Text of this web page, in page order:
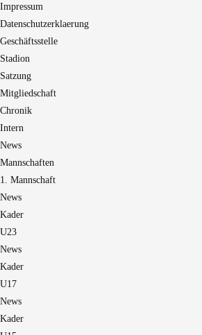
Impressum
Datenschutzerklaerung
Geschäftsstelle
Stadion
Satzung
Mitgliedschaft
Chronik
Intern
News
Mannschaften
1. Mannschaft
News
Kader
U23
News
Kader
U17
News
Kader